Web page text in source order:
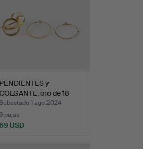
PENDIENTES y
oro de 18
1 ago 2024
pujas
USD